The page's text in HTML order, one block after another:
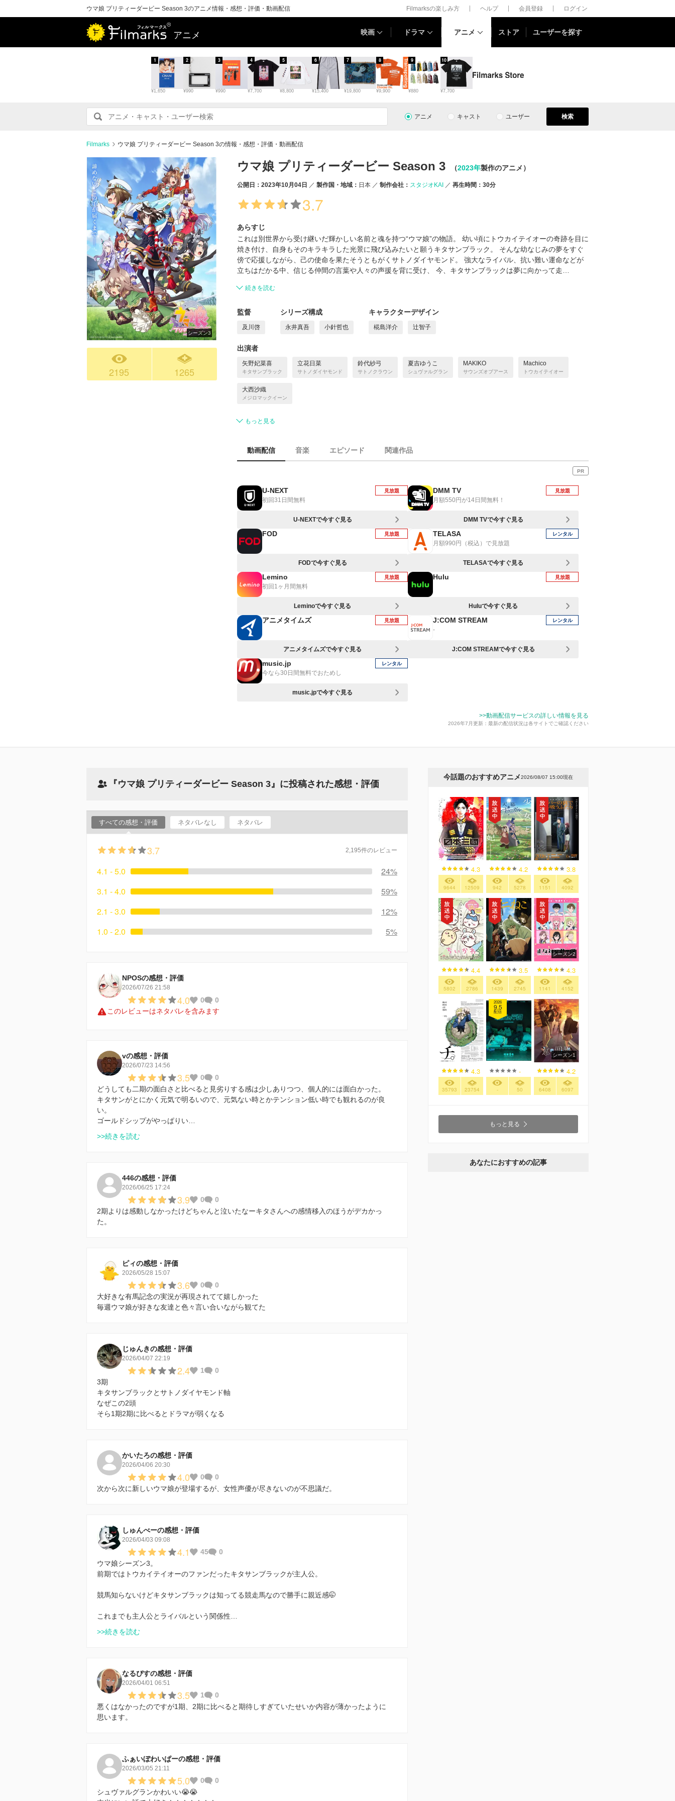
ウマ娘 プリティーダービー Season 3のアニメ情報・感想・評価・動画配信 Filmarksの楽しみ方 ヘルプ 会員登録 ログイン
アニメ 映画 ドラマ アニメ ストア ユーザーを探す
¥1,650
1
¥990
2
¥990
3
¥7,700
4
¥8,800
5
¥15,400
6
¥19,800
7
¥9,900
8
¥880
9
¥7,700
10
アニメ キャスト ユーザー 検索
Filmarks ウマ娘 プリティーダービー Season 3の情報・感想・評価・動画配信
シーズン3
2195 1265
ウマ娘 プリティーダービー Season 3 （2023年製作のアニメ）
公開日：2023年10月04日 製作国・地域： 日本 制作会社： スタジオKAI 再生時間：30分
3.7
あらすじ
これは別世界から受け継いだ輝かしい名前と魂を持つ“ウマ娘”の物語。 幼い頃にトウカイテイオーの奇跡を目に
焼き付け、自身もそのキラキラした光景に⾶び込みたいと願うキタサンブラック。 そんな幼なじみの夢をすぐ
傍で応援しながら、己の使命を果たそうともがくサトノダイヤモンド。 強大なライバル、抗い難い運命などが
立ちはだかる中、信じる仲間の⾔葉や人々の声援を背に受け、 今、キタサンブラックは夢に向かって⾛…
続きを読む
監督
及川啓
シリーズ構成
永井真吾 小針哲也
キャラクターデザイン
椛島洋介 辻智子
出演者
矢野妃菜喜
キタサンブラック
立花日菜
サトノダイヤモンド
鈴代紗弓
サトノクラウン
夏吉ゆうこ
シュヴァルグラン
MAKIKO
サウンズオブアース
Machico
トウカイテイオー
大西沙織
メジロマックイーン
もっと見る
動画配信 音楽 エピソード 関連作品
PR
U-NEXT
初回31日間無料
見放題
U-NEXTで今すぐ見る
DMM TV
月額550円が14日間無料！
見放題
DMM TVで今すぐ見る
FOD 見放題
FODで今すぐ見る
TELASA
月額990円（税込）で見放題
レンタル
TELASAで今すぐ見る
Lemino
初回1ヶ月間無料
見放題
Leminoで今すぐ見る
Hulu 見放題
Huluで今すぐ見る
アニメタイムズ 見放題
アニメタイムズで今すぐ見る
J:COM STREAM
-
レンタル
J:COM STREAMで今すぐ見る
music.jp
今なら30日間無料でおためし
レンタル
music.jpで今すぐ見る
>>動画配信サービスの詳しい情報を見る
2026年7月更新：最新の配信状況は各サイトでご確認ください
『ウマ娘 プリティーダービー Season 3』に投稿された感想・評価
すべての感想・評価 ネタバレなし ネタバレ
3.7 2,195件のレビュー
4.1 - 5.0
24%
3.1 - 4.0
59%
2.1 - 3.0
12%
1.0 - 2.0
5%
NPOSの感想・評価
2026/07/26 21:58
4.0 0
0
このレビューはネタバレを含みます
vの感想・評価
2026/07/23 14:56
3.5 0
0
どうしても二期の面白さと比べると見劣りする感は少しありつつ、個人的には面白かった。
キタサンがとにかく元気で明るいので、元気ない時とかテンション低い時でも観れるのが良
い。
ゴールドシップがやっぱりい…
>>続きを読む
446の感想・評価
2026/06/25 17:24
3.9 0
0
2期よりは感動しなかったけどちゃんと泣いたなーキタさんへの感情移入のほうがデカかっ
た。
ピィの感想・評価
2026/05/28 15:07
3.6 0
0
大好きな有馬記念の実況が再現されてて嬉しかった
毎週ウマ娘が好きな友達と色々言い合いながら観てた
じゅんきの感想・評価
2026/04/07 22:19
2.4 1
0
3期
キタサンブラックとサトノダイヤモンド軸
なぜこの2頭
そら1期2期に比べるとドラマが弱くなる
かいたろの感想・評価
2026/04/06 20:30
4.0 0
0
次から次に新しいウマ娘が登場するが、女性声優が尽きないのが不思議だ。
しゅんべーの感想・評価
2026/04/03 09:08
4.1 45
0
ウマ娘シーズン3。
前期ではトウカイテイオーのファンだったキタサンブラックが主人公。
競馬知らないけどキタサンブラックは知ってる競走馬なので勝手に親近感🤭
これまでも主人公とライバルという関係性…
>>続きを読む
なるぴすの感想・評価
2026/04/01 06:51
3.5 1
0
悪くはなかったのですが1期、2期に比べると期待しすぎていたせいか内容が薄かったように
思います。
ふぁいぼわいぱーの感想・評価
2026/03/05 21:11
5.0 0
0
シュヴァルグランかわいい😭😭
今話題のおすすめアニメ2026/08/07 15:00現在
4.3
9644 12509
4.2
942 5278
3.8
1151 4092
4.4
5802 2786
3.5
1439 2745
シーズン2
4.3
1141 4152
4.3
35793 23754
2026
9.5
配信
-
- 50
シーズン1
4.2
6408 6097
もっと見る
あなたにおすすめの記事